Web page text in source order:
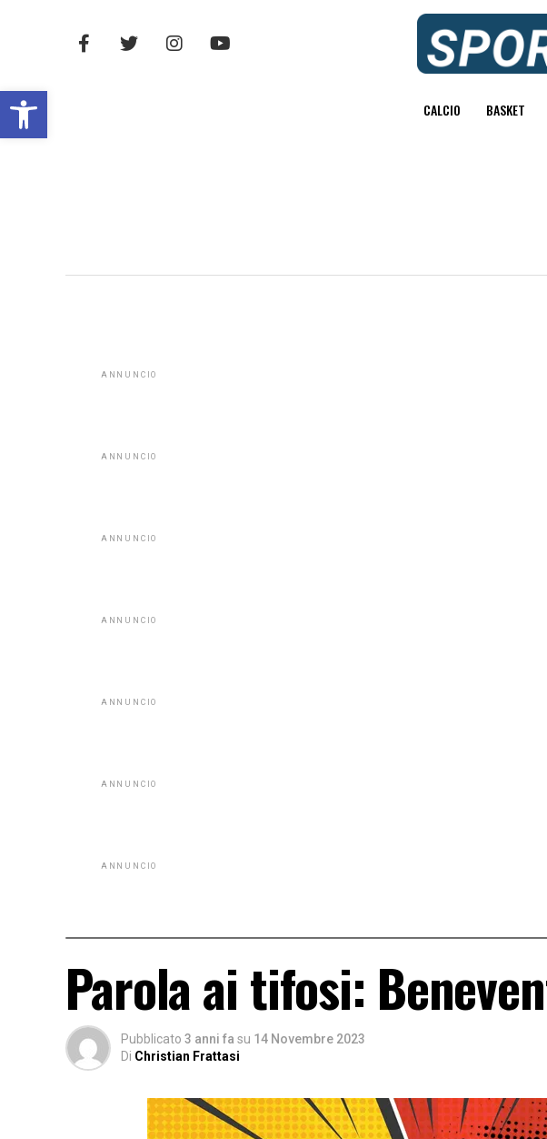
Open toolbar CALCIO BASKET
ANNUNCIO
ANNUNCIO
ANNUNCIO
ANNUNCIO
ANNUNCIO
ANNUNCIO
ANNUNCIO
Parola ai tifosi:
Pubblicato 3 anni fa su 14 Novembre 2023
Di Christian Frattasi